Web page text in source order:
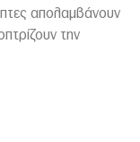
απολαμβάνουν
την